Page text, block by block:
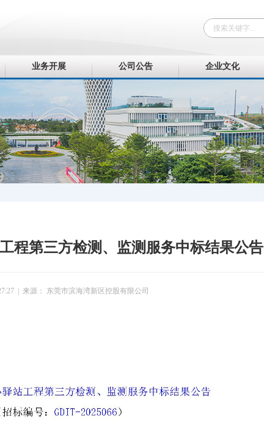
业务开展 公司公告 企业文化
程第三方检测、监测服务中标结果公告
| 来源： 东莞市滨海湾新区控股有限公司